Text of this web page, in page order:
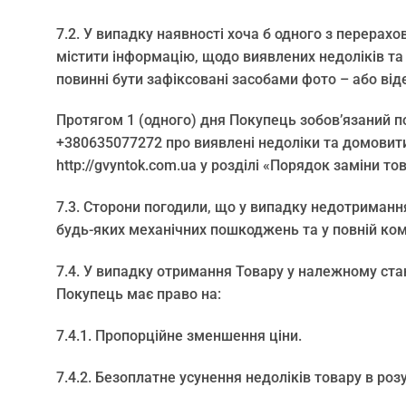
7.2. У випадку наявності хоча б одного з
містити інформацію, щодо виявлених недоліків
повинні бути зафіксовані засобами фото – або
Протягом 1 (одного) дня Покупець зобов’язаний
+380635077272 про виявлені недоліки та
http://gvyntok.com.ua у розділі «Порядок заміни
7.3. Сторони погодили, що у випадку
будь-яких механічних пошкоджень та у повній
7.4. У випадку отримання Товару у належному
Покупець має право на:
7.4.1. Пропорційне зменшення ціни.
7.4.2. Безоплатне усунення недоліків товару в